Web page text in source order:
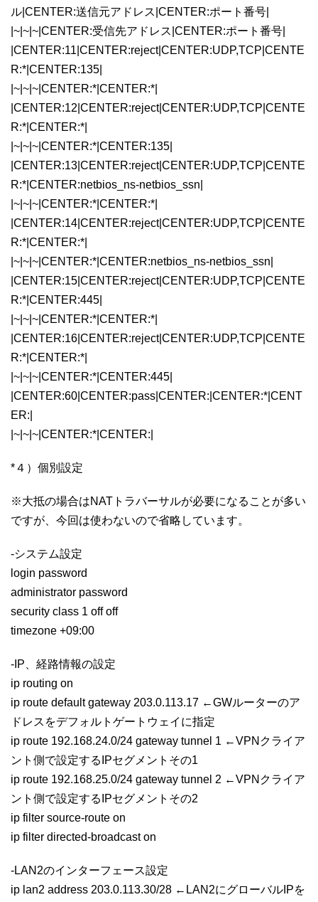
ル|CENTER:送信元アドレス|CENTER:ポート番号|
|~|~|~|CENTER:受信先アドレス|CENTER:ポート番号|
|CENTER:11|CENTER:reject|CENTER:UDP,TCP|CENTE
R:*|CENTER:135|
|~|~|~|CENTER:*|CENTER:*|
|CENTER:12|CENTER:reject|CENTER:UDP,TCP|CENTE
R:*|CENTER:*|
|~|~|~|CENTER:*|CENTER:135|
|CENTER:13|CENTER:reject|CENTER:UDP,TCP|CENTE
R:*|CENTER:netbios_ns-netbios_ssn|
|~|~|~|CENTER:*|CENTER:*|
|CENTER:14|CENTER:reject|CENTER:UDP,TCP|CENTE
R:*|CENTER:*|
|~|~|~|CENTER:*|CENTER:netbios_ns-netbios_ssn|
|CENTER:15|CENTER:reject|CENTER:UDP,TCP|CENTE
R:*|CENTER:445|
|~|~|~|CENTER:*|CENTER:*|
|CENTER:16|CENTER:reject|CENTER:UDP,TCP|CENTE
R:*|CENTER:*|
|~|~|~|CENTER:*|CENTER:445|
|CENTER:60|CENTER:pass|CENTER:|CENTER:*|CENT
ER:|
|~|~|~|CENTER:*|CENTER:|
*４）個別設定
※大抵の場合はNATトラバーサルが必要になることが多い
ですが、今回は使わないので省略しています。
-システム設定
login password
administrator password
security class 1 off off
timezone +09:00
-IP、経路情報の設定
ip routing on
ip route default gateway 203.0.113.17 ←GWルーターのア
ドレスをデフォルトゲートウェイに指定
ip route 192.168.24.0/24 gateway tunnel 1 ←VPNクライア
ント側で設定するIPセグメントその1
ip route 192.168.25.0/24 gateway tunnel 2 ←VPNクライア
ント側で設定するIPセグメントその2
ip filter source-route on
ip filter directed-broadcast on
-LAN2のインターフェース設定
ip lan2 address 203.0.113.30/28 ←LAN2にグローバルIPを